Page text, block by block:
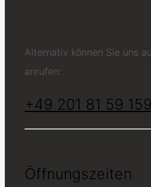
Alternativ können Sie uns
anrufen:
+49 201 81 59 159
Öffnungszeiten